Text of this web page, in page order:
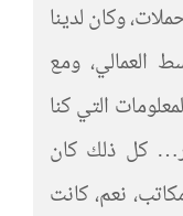
وكان لدينا
العمالي، ومع
التي كنا
كل ذلك كان
نعم، كانت